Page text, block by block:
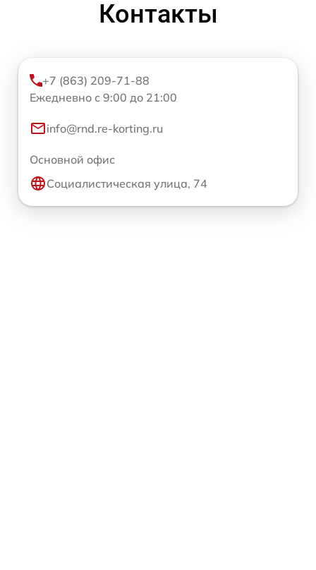
Контакты
+7 (863) 209-71-88
Ежедневно с 9:00 до 21:00
info@rnd.re-korting.ru
Основной офис
Социалистическая улица, 74